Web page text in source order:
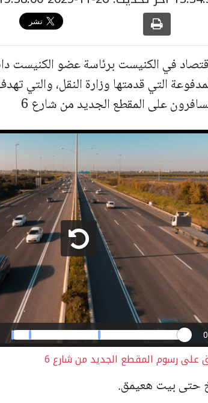
في الكنيست برئاسة عضو الكنيست
التي قدمتها وزارة النقل، والتي
على المقطع الجديد من شارع 6
على رسوم المقطع الجديد من شارع 6
حتى بيت هعيمق.